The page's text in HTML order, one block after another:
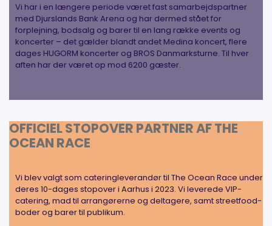
Vi har i en længere periode været fast samarbejdspartner
med Djurslands Bank Arena og har dermed stået for
forplejning, bodsalg og barer til en lang række events og
koncerter – det gælder blandt andet Medina koncert, flere
dages HUGORM koncerter og BROS Danmarksturne. Til hver
aften har der været op mod 6200 gæster.
OFFICIEL STOPOVER PARTNER AF THE
OCEAN RACE
Vi blev valgt som cateringleverandør til The Ocean Race under
deres 10-dages stopover i Aarhus i 2023. Vi leverede VIP-
catering, mad til arrangørerne og deltagere, samt streetfood-
boder og barer til publikum.